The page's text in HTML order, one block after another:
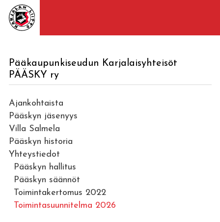
Pääkaupunkiseudun Karjalaisyhteisöt
PÄÄSKY ry
Ajankohtaista
Pääskyn jäsenyys
Villa Salmela
Pääskyn historia
Yhteystiedot
Pääskyn hallitus
Pääskyn säännöt
Toimintakertomus 2022
Toimintasuunnitelma 2026